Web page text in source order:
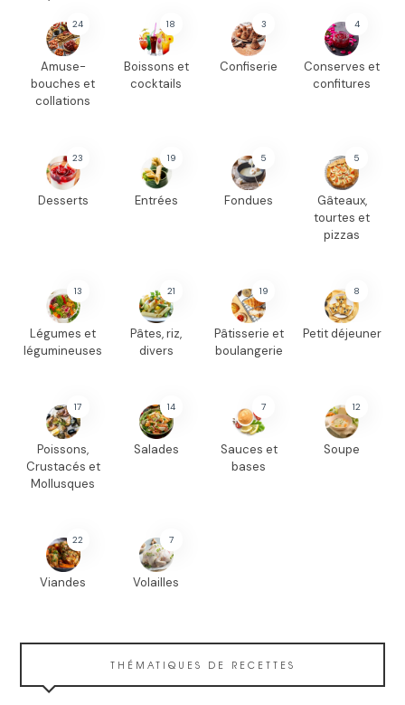
24
Amuse-
bouches et
collations
18
Boissons et
cocktails
3
Confiserie
4
Conserves et
confitures
23
Desserts
19
Entrées
5
Fondues
5
Gâteaux,
tourtes et
pizzas
13
Légumes et
légumineuses
21
Pâtes, riz,
divers
19
Pâtisserie et
boulangerie
8
Petit déjeuner
17
Poissons,
Crustacés et
Mollusques
14
Salades
7
Sauces et
bases
12
Soupe
22
Viandes
7
Volailles
THÉMATIQUES DE RECETTES